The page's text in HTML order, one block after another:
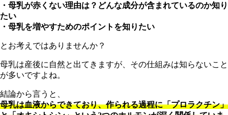
・母乳が赤くない理由は？どんな成分が含まれているのか知り
たい
・母乳を増やすためのポイントを知りたい
とお考えではありませんか？
母乳は産後に自然と出てきますが、その仕組みは知らないこと
が多いですよね。
結論から言うと、
母乳は血液からできており、作られる過程に「プロラクチン」